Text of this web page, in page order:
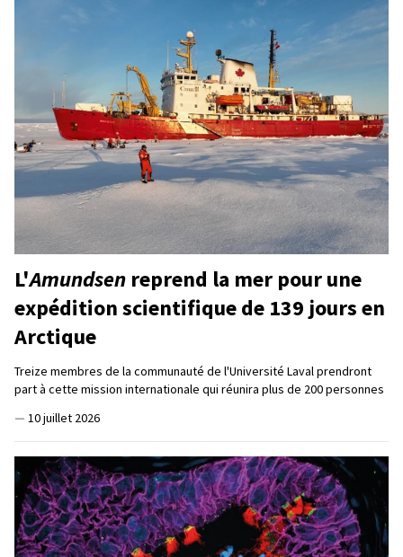
L'Amundsen reprend la mer pour une
expédition scientifique de 139 jours en
Arctique
Treize membres de la communauté de l'Université Laval prendront
part à cette mission internationale qui réunira plus de 200 personnes
— 10 juillet 2026